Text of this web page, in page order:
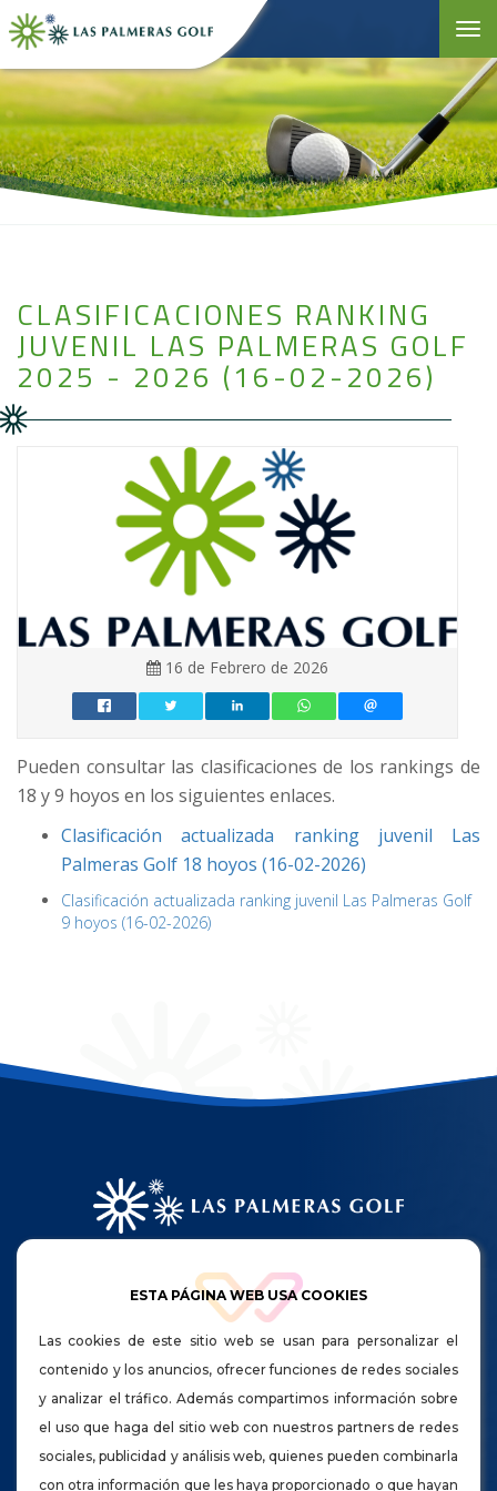
CLASIFICACIONES RANKING
JUVENIL LAS PALMERAS GOLF
2025 - 2026 (16-02-2026)
16 de Febrero de 2026
Pueden consultar las clasificaciones de los rankings de
18 y 9 hoyos en los siguientes enlaces.
Clasificación actualizada ranking juvenil Las
Palmeras Golf 18 hoyos (16-02-2026)
Clasificación actualizada ranking juvenil Las Palmeras Golf
9 hoyos (16-02-2026)
HORARIO DE APERTURA:
Lunes a viernes 08:00 a 20:30
Sábados, domingos y festivos de 8:00 a 20:00
Todo un complejo OCIO - DEPORTIVO en pleno
centro de la capital Gran Canaria.
ESTA PÁGINA WEB USA COOKIES
Las cookies de este sitio web se usan para personalizar el
contenido y los anuncios, ofrecer funciones de redes sociales
y analizar el tráfico. Además compartimos información sobre
el uso que haga del sitio web con nuestros partners de redes
sociales, publicidad y análisis web, quienes pueden combinarla
con otra información que les haya proporcionado o que hayan